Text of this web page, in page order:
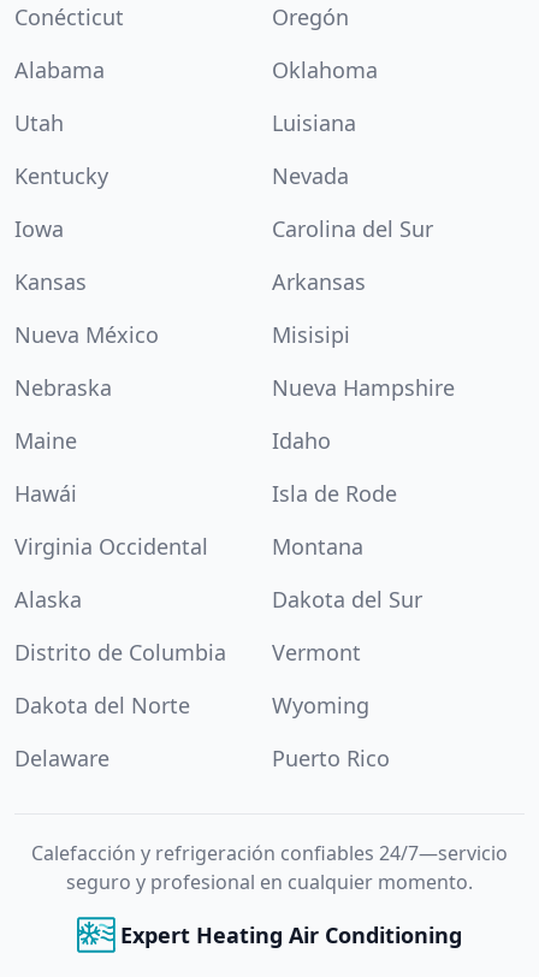
Conécticut
Oregón
Alabama
Oklahoma
Utah
Luisiana
Kentucky
Nevada
Iowa
Carolina del Sur
Kansas
Arkansas
Nueva México
Misisipi
Nebraska
Nueva Hampshire
Maine
Idaho
Hawái
Isla de Rode
Virginia Occidental
Montana
Alaska
Dakota del Sur
Distrito de Columbia
Vermont
Dakota del Norte
Wyoming
Delaware
Puerto Rico
Calefacción y refrigeración confiables 24/7—servicio
seguro y profesional en cualquier momento.
Expert Heating Air Conditioning